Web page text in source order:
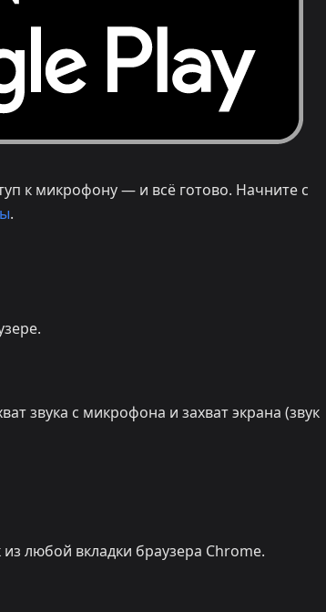
к микрофону — и всё готово. Начните с
.
звука с микрофона и захват экрана (звук
любой вкладки браузера Chrome.